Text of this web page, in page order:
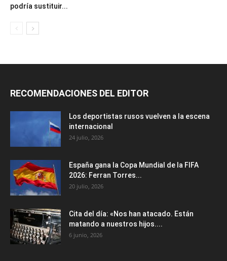
podría sustituir...
RECOMENDACIONES DEL EDITOR
Los deportistas rusos vuelven a la escena
internacional
24 julio, 2026
España gana la Copa Mundial de la FIFA
2026: Ferran Torres...
20 julio, 2026
Cita del día: «Nos han atacado. Están
matando a nuestros hijos....
6 junio, 2026